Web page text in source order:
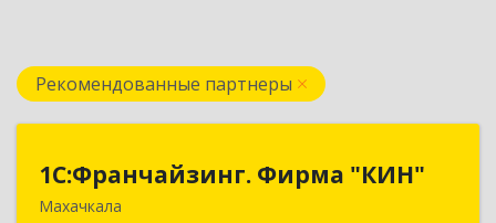
Рекомендованные партнеры
1С:Франчайзинг. Фирма "КИН"
Махачкала
1С:Франчайзинг. Фирма "КИН"
367030, Дагестан Респ, Махачкала г, И.Казака